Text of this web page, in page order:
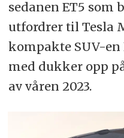
sedanen ET5 som
utfordrer til Tesla
kompakte SUV-en
med dukker opp
av våren 2023.